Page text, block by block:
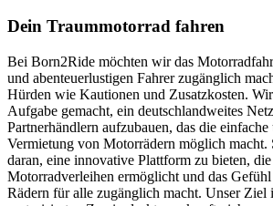
Dein Traummotorrad fahren
Bei Born2Ride möchten wir das
und abenteuerlustigen Fahrer zugänglich
Hürden wie Kautionen und Zusatzkosten.
Aufgabe gemacht, ein deutschlandweites
Partnerhändlern aufzubauen, das die
Vermietung von Motorrädern möglich macht.
daran, eine innovative Plattform zu bieten,
Motorradverleihen ermöglicht und das
Rädern für alle zugänglich macht. Unser Ziel